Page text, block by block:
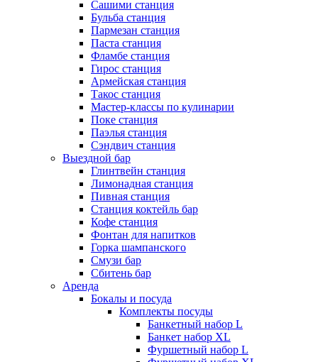
Сашими станция
Бульба станция
Пармезан станция
Паста станция
Фламбе станция
Гирос станция
Армейская станция
Такос станция
Мастер-классы по кулинарии
Поке станция
Паэлья станция
Сэндвич станция
Выездной бар
Глинтвейн станция
Лимонадная станция
Пивная станция
Станция коктейль бар
Кофе станция
Фонтан для напитков
Горка шампанского
Смузи бар
Сбитень бар
Аренда
Бокалы и посуда
Комплекты посуды
Банкетный набор L
Банкет набор XL
Фуршетный набор L